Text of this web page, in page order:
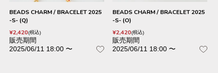
BEADS CHARM / BRACELET 2025
-S- (Q)
¥2,420 税込
販売期間
2025/06/11 18:00 〜
BEADS CHARM / BRACELET 2025
-S- (O)
¥2,420 税込
販売期間
2025/06/11 18:00 〜